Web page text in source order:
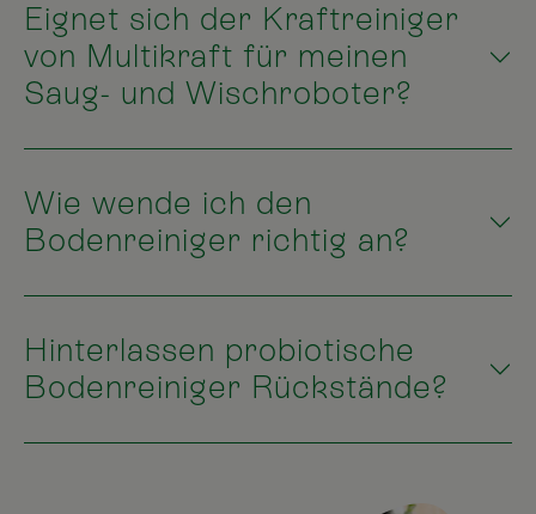
Eignet sich der Kraftreiniger
von Multikraft für meinen
Saug- und Wischroboter?
Wie wende ich den
Bodenreiniger richtig an?
Hinterlassen probiotische
Bodenreiniger Rückstände?